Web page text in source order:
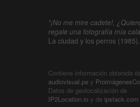
"¡No me mire cadete!,
regale una fotografía mía
La ciudad y los perros (1985).
Contiene información obtenida
audiovisual.pe y
Datos de geolocalización de
IP2Location.io y de ipstack.com